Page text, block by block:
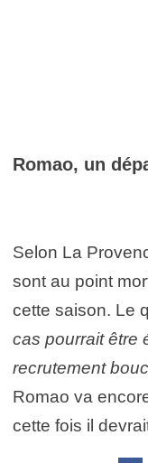
Romao, un
Selon La
sont au point
cette saison. Le
cas pourrait être
recrutement
Romao va
cette fois il